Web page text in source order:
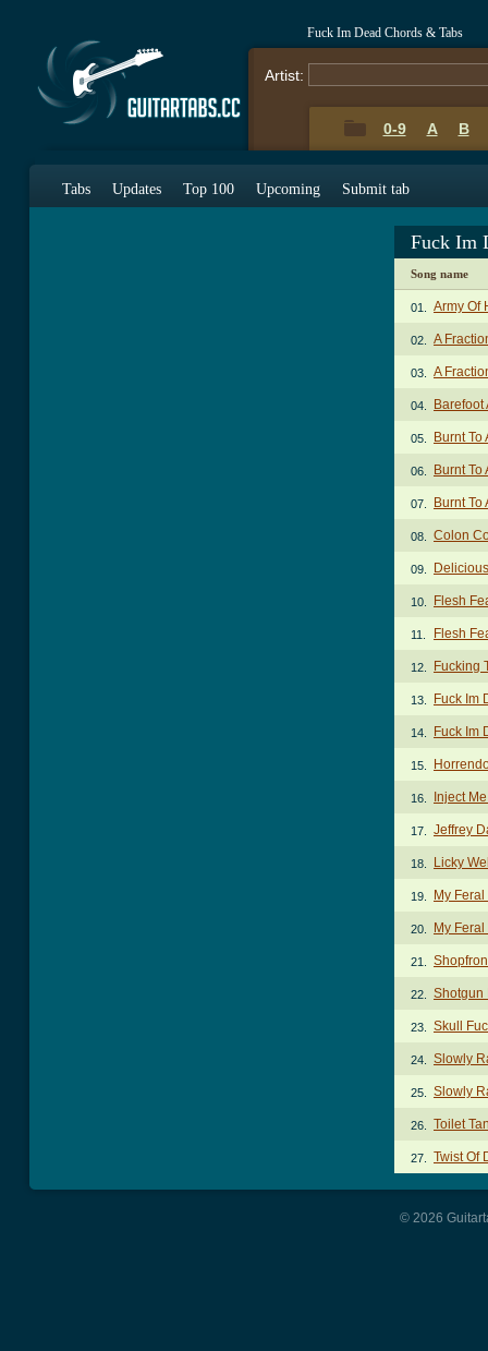
Fuck Im Dead Chords & Tabs
Artist:
0-9 A B
Tabs Updates Top 100 Upcoming Submit tab
Fuck Im
Song name
01. Army Of
02. A
03. A
04. Barefoot
05. Burnt To
06. Burnt To
07. Burnt To
08. Colon
09.
10. Flesh
11. Flesh
12. Fucking
13. Fuck Im
14. Fuck Im
15.
16. Inject
17. Jeffrey
18. Licky
19. My
20. My
21.
22. Shotgun
23. Skull
24. Slowly
25. Slowly
26. Toilet
27. Twist Of
© 2026